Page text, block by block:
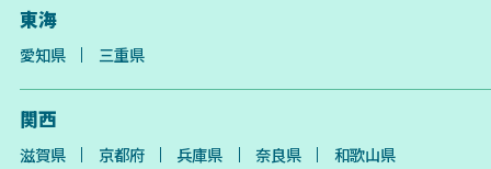
東海
愛知県 三重県
関西
滋賀県 京都府 兵庫県 奈良県 和歌山県